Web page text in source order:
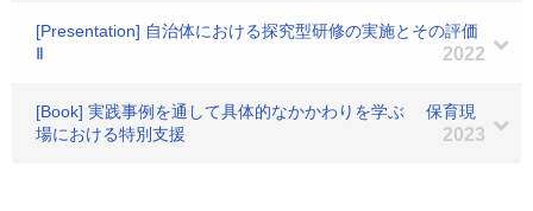
[Presentation] 自治体における探究型研修の実施とその評価
Ⅱ
2022
[Book] 実践事例を通して具体的なかかわりを学ぶ 保育現
場における特別支援
2023